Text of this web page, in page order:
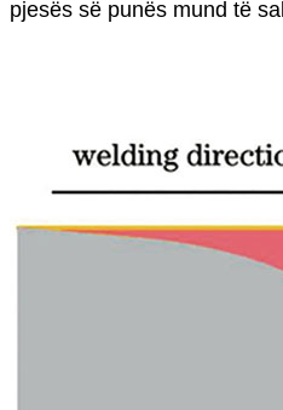
pjesës së punës mund të